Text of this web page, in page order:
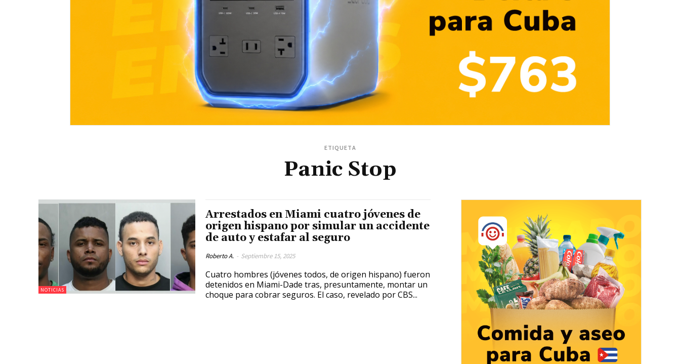
ETIQUETA
Panic Stop
NOTICIAS
Arrestados en Miami cuatro jóvenes de
origen hispano por simular un accidente
de auto y estafar al seguro
Roberto A. - Septiembre 15, 2025
Cuatro hombres (jóvenes todos, de origen hispano) fueron
detenidos en Miami-Dade tras, presuntamente, montar un
choque para cobrar seguros. El caso, revelado por CBS...